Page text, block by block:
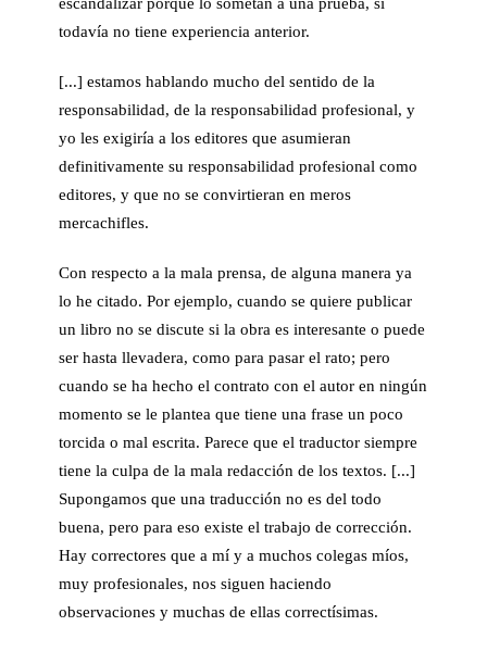
todavía no tiene experiencia anterior.
[...] estamos hablando mucho del sentido de la
responsabilidad, de la responsabilidad profesional, y
yo les exigiría a los editores que asumieran
definitivamente su responsabilidad profesional como
editores, y que no se convirtieran en meros
mercachifles.
Con respecto a la mala prensa, de alguna manera ya
lo he citado. Por ejemplo, cuando se quiere publicar
un libro no se discute si la obra es interesante o puede
ser hasta llevadera, como para pasar el rato; pero
cuando se ha hecho el contrato con el autor en ningún
momento se le plantea que tiene una frase un poco
torcida o mal escrita. Parece que el traductor siempre
tiene la culpa de la mala redacción de los textos. [...]
Supongamos que una traducción no es del todo
buena, pero para eso existe el trabajo de corrección.
Hay correctores que a mí y a muchos colegas míos,
muy profesionales, nos siguen haciendo
observaciones y muchas de ellas correctísimas.